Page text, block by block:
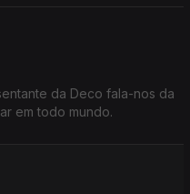
da Deco fala-nos da
em todo mundo.